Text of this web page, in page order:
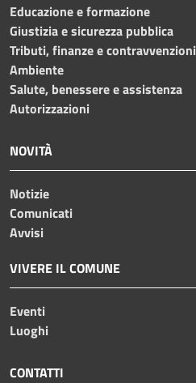
Educazione e formazione
Giustizia e sicurezza pubblica
Tributi, finanze e contravvenzioni
Ambiente
Salute, benessere e assistenza
Autorizzazioni
NOVITÀ
Notizie
Comunicati
Avvisi
VIVERE IL COMUNE
Eventi
Luoghi
CONTATTI